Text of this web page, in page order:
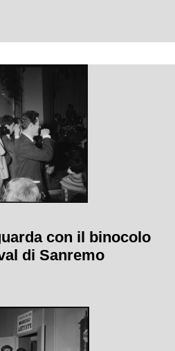
con il binocolo
di Sanremo